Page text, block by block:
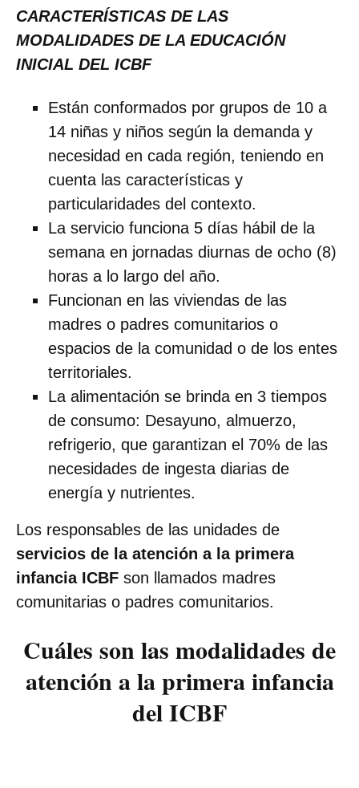
CARACTERÍSTICAS DE LAS
MODALIDADES DE LA EDUCACIÓN
INICIAL DEL ICBF
Están conformados por grupos de 10 a
14 niñas y niños según la demanda y
necesidad en cada región, teniendo en
cuenta las características y
particularidades del contexto.
La servicio funciona 5 días hábil de la
semana en jornadas diurnas de ocho (8)
horas a lo largo del año.
Funcionan en las viviendas de las
madres o padres comunitarios o
espacios de la comunidad o de los entes
territoriales.
La alimentación se brinda en 3 tiempos
de consumo: Desayuno, almuerzo,
refrigerio, que garantizan el 70% de las
necesidades de ingesta diarias de
energía y nutrientes.
Los responsables de las unidades de
servicios de la atención a la primera
infancia ICBF son llamados madres
comunitarias o padres comunitarios.
Cuáles son las modalidades de
atención a la primera infancia
del ICBF